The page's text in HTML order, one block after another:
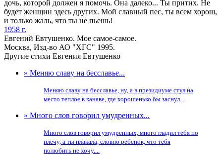
дочь, которой должен я помочь. Она далеко... Ты притих. Не
будет женщин здесь других. Мой славный пес, ты всем хорош,
и только жаль, что ты не пьешь!
1958 г.
Евгений Евтушенко. Мое самое-самое.
Москва, Изд-во АО "ХГС" 1995.
Другие стихи Евгения Евтушенко
» Меняю славу на бесславье...
Меняю славу на бесславье, ну, а в президиуме стул на
место теплое в канаве, где хорошенько бы заснул....
» Много слов говорил умудренных...
Много слов говорил умудренных, много гладил тебя по
плечу, а ты плакала, словно ребенок, что тебя
полюбить не хочу....